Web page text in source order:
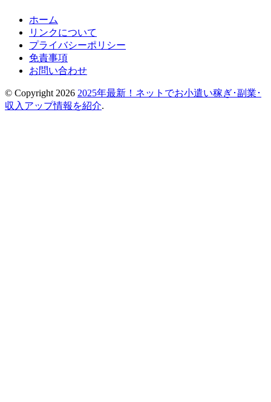
ホーム
リンクについて
プライバシーポリシー
免責事項
お問い合わせ
© Copyright 2026 2025年最新！ネットでお小遣い稼ぎ･副業･
収入アップ情報を紹介.